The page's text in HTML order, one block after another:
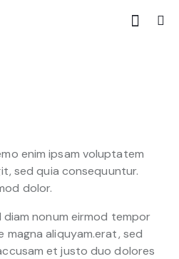
enim ipsam voluptatem
sed quia consequuntur.
dolor.
nonum eirmod tempor
aliquyam.erat, sed
et justo duo dolores